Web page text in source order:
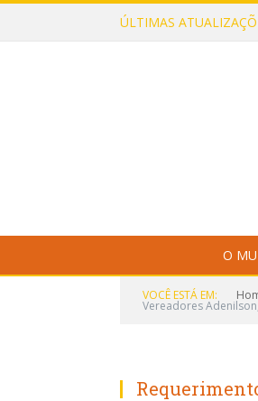
ÚLTIMAS
O
VOCÊ ESTÁ EM:
Vereadores